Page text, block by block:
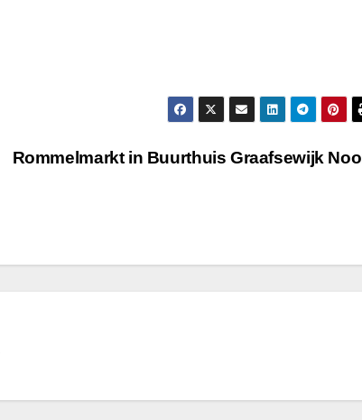
Rommelmarkt in Buurthuis Graafsewijk